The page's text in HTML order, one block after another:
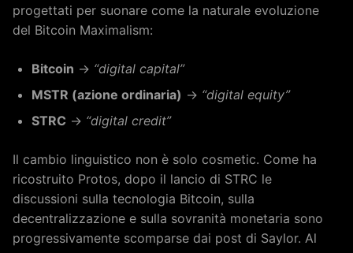
progettati per suonare come la naturale evoluzione
del Bitcoin Maximalism:
Bitcoin → “digital capital”
MSTR (azione ordinaria) → “digital equity”
STRC → “digital credit”
Il cambio linguistico non è solo cosmetic. Come ha
ricostruito Protos, dopo il lancio di STRC le
discussioni sulla tecnologia Bitcoin, sulla
decentralizzazione e sulla sovranità monetaria sono
progressivamente scomparse dai post di Saylor. Al